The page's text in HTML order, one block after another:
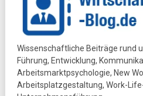
Wissenschaftliche Beiträge rund
Führung, Entwicklung,
Arbeitsmarktpsychologie, New
Arbeitsplatzgestaltung, Work-